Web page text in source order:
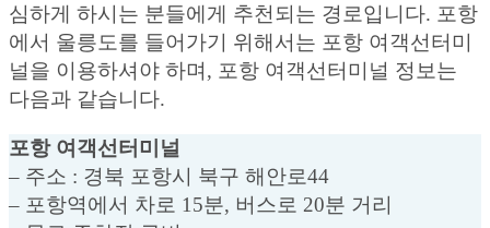
심하게 하시는 분들에게 추천되는 경로입니다. 포항
에서 울릉도를 들어가기 위해서는 포항 여객선터미
널을 이용하셔야 하며, 포항 여객선터미널 정보는
다음과 같습니다.
포항 여객선터미널
– 주소 : 경북 포항시 북구 해안로44
– 포항역에서 차로 15분, 버스로 20분 거리